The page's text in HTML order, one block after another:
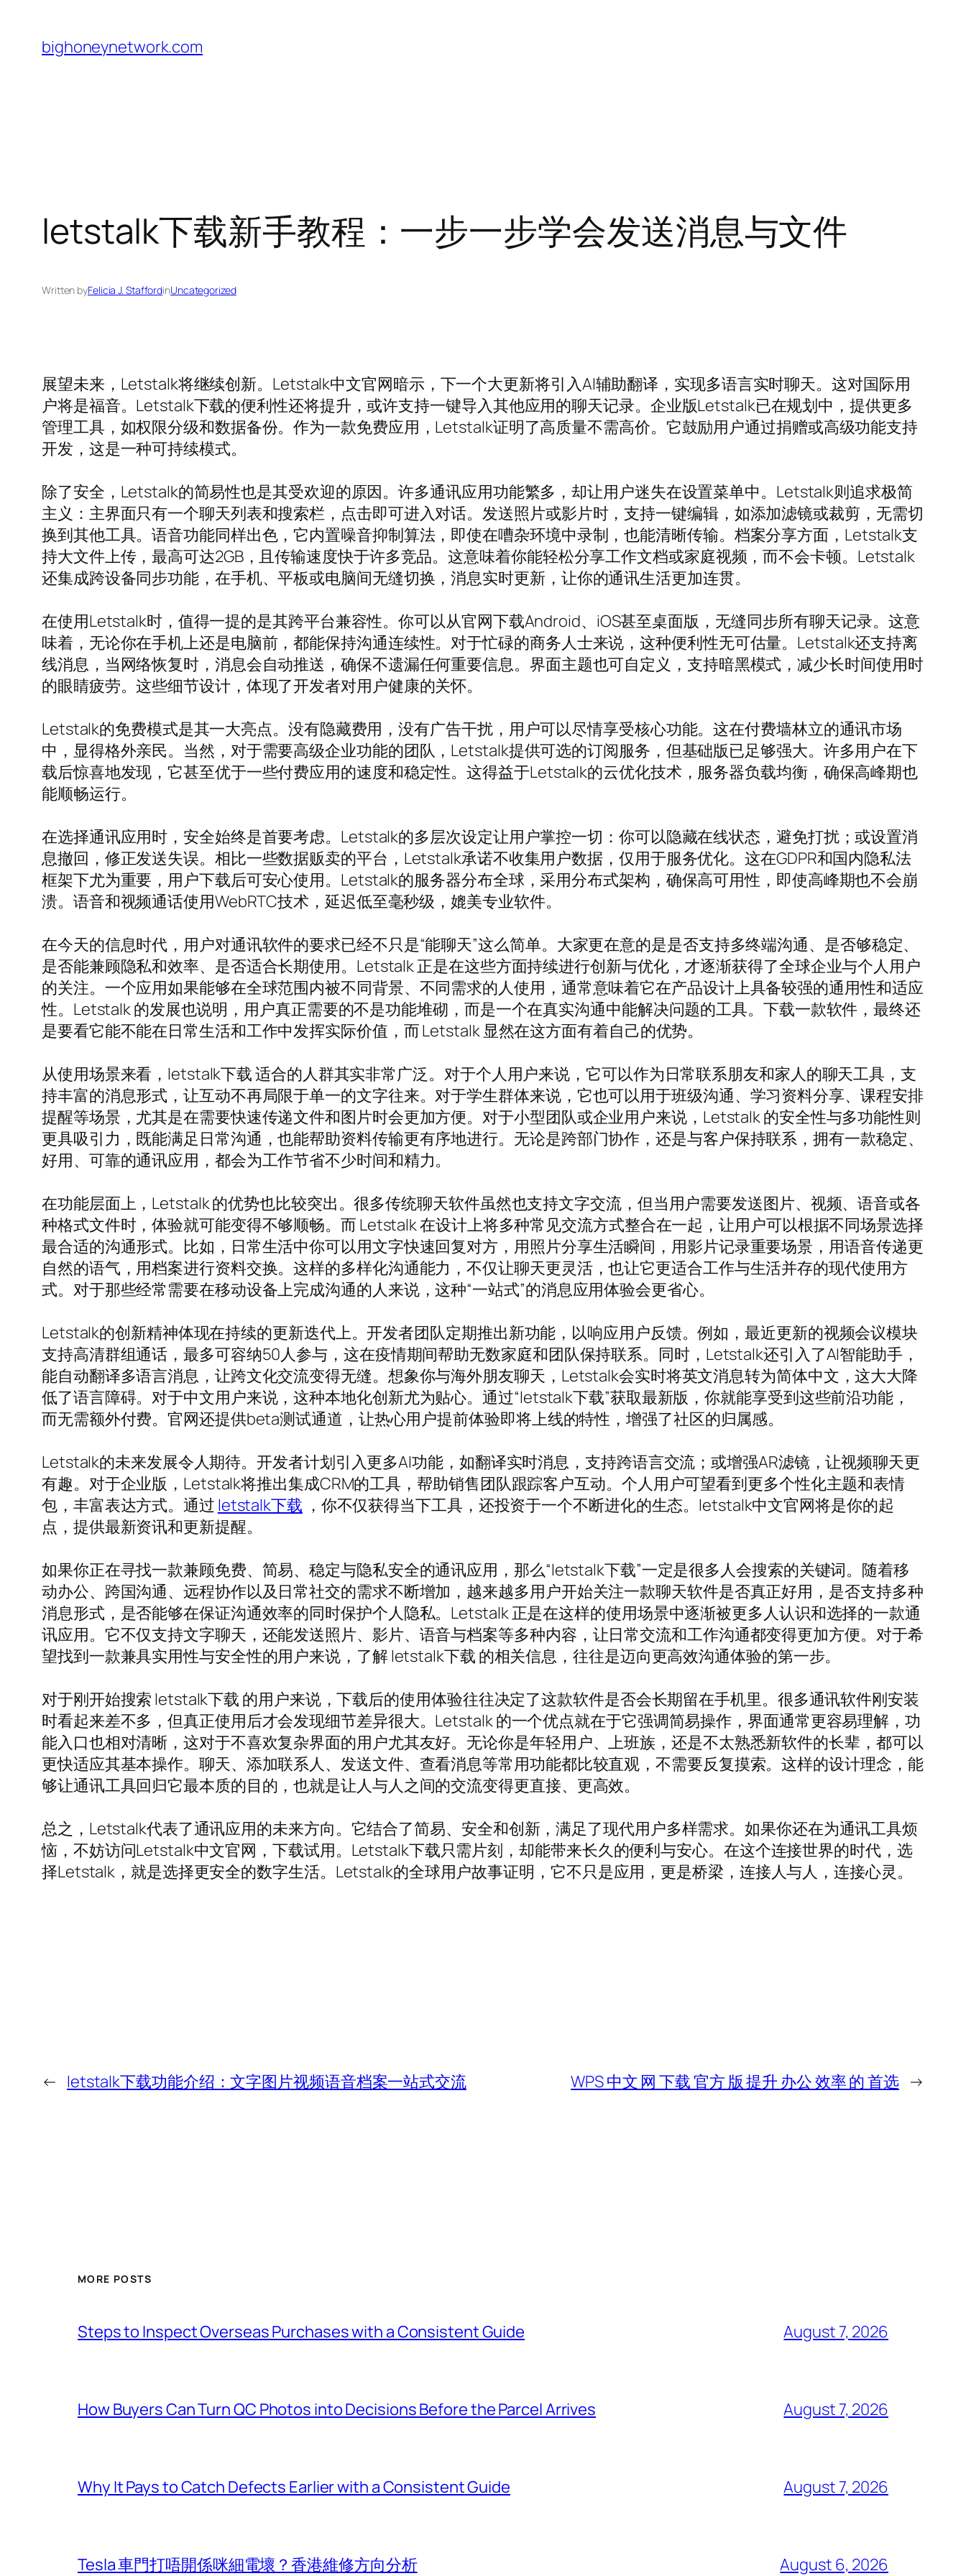
content
bighoneynetwork.com
letstalk下载新手教程：一步一步学会发送消息与文件
Written byFelicia J. StaffordinUncategorized
展望未来，Letstalk将继续创新。Letstalk中文官网暗示，下一个大更新将引入AI辅助翻译，实现多语言实时聊天。这对国际用
户将是福音。Letstalk下载的便利性还将提升，或许支持一键导入其他应用的聊天记录。企业版Letstalk已在规划中，提供更多
管理工具，如权限分级和数据备份。作为一款免费应用，Letstalk证明了高质量不需高价。它鼓励用户通过捐赠或高级功能支持
开发，这是一种可持续模式。
除了安全，Letstalk的简易性也是其受欢迎的原因。许多通讯应用功能繁多，却让用户迷失在设置菜单中。Letstalk则追求极简
主义：主界面只有一个聊天列表和搜索栏，点击即可进入对话。发送照片或影片时，支持一键编辑，如添加滤镜或裁剪，无需切
换到其他工具。语音功能同样出色，它内置噪音抑制算法，即使在嘈杂环境中录制，也能清晰传输。档案分享方面，Letstalk支
持大文件上传，最高可达2GB，且传输速度快于许多竞品。这意味着你能轻松分享工作文档或家庭视频，而不会卡顿。Letstalk
还集成跨设备同步功能，在手机、平板或电脑间无缝切换，消息实时更新，让你的通讯生活更加连贯。
在使用Letstalk时，值得一提的是其跨平台兼容性。你可以从官网下载Android、iOS甚至桌面版，无缝同步所有聊天记录。这意
味着，无论你在手机上还是电脑前，都能保持沟通连续性。对于忙碌的商务人士来说，这种便利性无可估量。Letstalk还支持离
线消息，当网络恢复时，消息会自动推送，确保不遗漏任何重要信息。界面主题也可自定义，支持暗黑模式，减少长时间使用时
的眼睛疲劳。这些细节设计，体现了开发者对用户健康的关怀。
Letstalk的免费模式是其一大亮点。没有隐藏费用，没有广告干扰，用户可以尽情享受核心功能。这在付费墙林立的通讯市场
中，显得格外亲民。当然，对于需要高级企业功能的团队，Letstalk提供可选的订阅服务，但基础版已足够强大。许多用户在下
载后惊喜地发现，它甚至优于一些付费应用的速度和稳定性。这得益于Letstalk的云优化技术，服务器负载均衡，确保高峰期也
能顺畅运行。
在选择通讯应用时，安全始终是首要考虑。Letstalk的多层次设定让用户掌控一切：你可以隐藏在线状态，避免打扰；或设置消
息撤回，修正发送失误。相比一些数据贩卖的平台，Letstalk承诺不收集用户数据，仅用于服务优化。这在GDPR和国内隐私法
框架下尤为重要，用户下载后可安心使用。Letstalk的服务器分布全球，采用分布式架构，确保高可用性，即使高峰期也不会崩
溃。语音和视频通话使用WebRTC技术，延迟低至毫秒级，媲美专业软件。
在今天的信息时代，用户对通讯软件的要求已经不只是“能聊天”这么简单。大家更在意的是是否支持多终端沟通、是否够稳定、
是否能兼顾隐私和效率、是否适合长期使用。Letstalk 正是在这些方面持续进行创新与优化，才逐渐获得了全球企业与个人用户
的关注。一个应用如果能够在全球范围内被不同背景、不同需求的人使用，通常意味着它在产品设计上具备较强的通用性和适应
性。Letstalk 的发展也说明，用户真正需要的不是功能堆砌，而是一个在真实沟通中能解决问题的工具。下载一款软件，最终还
是要看它能不能在日常生活和工作中发挥实际价值，而 Letstalk 显然在这方面有着自己的优势。
从使用场景来看，letstalk下载 适合的人群其实非常广泛。对于个人用户来说，它可以作为日常联系朋友和家人的聊天工具，支
持丰富的消息形式，让互动不再局限于单一的文字往来。对于学生群体来说，它也可以用于班级沟通、学习资料分享、课程安排
提醒等场景，尤其是在需要快速传递文件和图片时会更加方便。对于小型团队或企业用户来说，Letstalk 的安全性与多功能性则
更具吸引力，既能满足日常沟通，也能帮助资料传输更有序地进行。无论是跨部门协作，还是与客户保持联系，拥有一款稳定、
好用、可靠的通讯应用，都会为工作节省不少时间和精力。
在功能层面上，Letstalk 的优势也比较突出。很多传统聊天软件虽然也支持文字交流，但当用户需要发送图片、视频、语音或各
种格式文件时，体验就可能变得不够顺畅。而 Letstalk 在设计上将多种常见交流方式整合在一起，让用户可以根据不同场景选择
最合适的沟通形式。比如，日常生活中你可以用文字快速回复对方，用照片分享生活瞬间，用影片记录重要场景，用语音传递更
自然的语气，用档案进行资料交换。这样的多样化沟通能力，不仅让聊天更灵活，也让它更适合工作与生活并存的现代使用方
式。对于那些经常需要在移动设备上完成沟通的人来说，这种“一站式”的消息应用体验会更省心。
Letstalk的创新精神体现在持续的更新迭代上。开发者团队定期推出新功能，以响应用户反馈。例如，最近更新的视频会议模块
支持高清群组通话，最多可容纳50人参与，这在疫情期间帮助无数家庭和团队保持联系。同时，Letstalk还引入了AI智能助手，
能自动翻译多语言消息，让跨文化交流变得无缝。想象你与海外朋友聊天，Letstalk会实时将英文消息转为简体中文，这大大降
低了语言障碍。对于中文用户来说，这种本地化创新尤为贴心。通过“letstalk下载”获取最新版，你就能享受到这些前沿功能，
而无需额外付费。官网还提供beta测试通道，让热心用户提前体验即将上线的特性，增强了社区的归属感。
Letstalk的未来发展令人期待。开发者计划引入更多AI功能，如翻译实时消息，支持跨语言交流；或增强AR滤镜，让视频聊天更
有趣。对于企业版，Letstalk将推出集成CRM的工具，帮助销售团队跟踪客户互动。个人用户可望看到更多个性化主题和表情
包，丰富表达方式。通过 letstalk下载 ，你不仅获得当下工具，还投资于一个不断进化的生态。letstalk中文官网将是你的起
点，提供最新资讯和更新提醒。
如果你正在寻找一款兼顾免费、简易、稳定与隐私安全的通讯应用，那么“letstalk下载”一定是很多人会搜索的关键词。随着移
动办公、跨国沟通、远程协作以及日常社交的需求不断增加，越来越多用户开始关注一款聊天软件是否真正好用，是否支持多种
消息形式，是否能够在保证沟通效率的同时保护个人隐私。Letstalk 正是在这样的使用场景中逐渐被更多人认识和选择的一款通
讯应用。它不仅支持文字聊天，还能发送照片、影片、语音与档案等多种内容，让日常交流和工作沟通都变得更加方便。对于希
望找到一款兼具实用性与安全性的用户来说，了解 letstalk下载 的相关信息，往往是迈向更高效沟通体验的第一步。
对于刚开始搜索 letstalk下载 的用户来说，下载后的使用体验往往决定了这款软件是否会长期留在手机里。很多通讯软件刚安装
时看起来差不多，但真正使用后才会发现细节差异很大。Letstalk 的一个优点就在于它强调简易操作，界面通常更容易理解，功
能入口也相对清晰，这对于不喜欢复杂界面的用户尤其友好。无论你是年轻用户、上班族，还是不太熟悉新软件的长辈，都可以
更快适应其基本操作。聊天、添加联系人、发送文件、查看消息等常用功能都比较直观，不需要反复摸索。这样的设计理念，能
够让通讯工具回归它最本质的目的，也就是让人与人之间的交流变得更直接、更高效。
总之，Letstalk代表了通讯应用的未来方向。它结合了简易、安全和创新，满足了现代用户多样需求。如果你还在为通讯工具烦
恼，不妨访问Letstalk中文官网，下载试用。Letstalk下载只需片刻，却能带来长久的便利与安心。在这个连接世界的时代，选
择Letstalk，就是选择更安全的数字生活。Letstalk的全球用户故事证明，它不只是应用，更是桥梁，连接人与人，连接心灵。
← letstalk下载功能介绍：文字图片视频语音档案一站式交流 WPS 中文 网 下载 官方 版 提升 办公 效率 的 首选 →
MORE POSTS
Steps to Inspect Overseas Purchases with a Consistent Guide August 7, 2026
How Buyers Can Turn QC Photos into Decisions Before the Parcel Arrives August 7, 2026
Why It Pays to Catch Defects Earlier with a Consistent Guide August 7, 2026
Tesla 車門打唔開係咪細電壞？香港維修方向分析 August 6, 2026